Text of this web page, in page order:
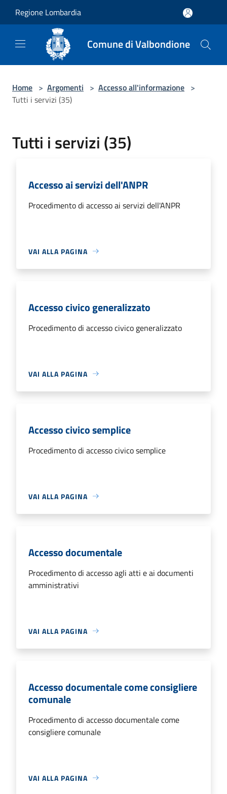
Regione Lombardia
Comune di Valbondione
Home > Argomenti > Accesso all'informazione >
Tutti i servizi (35)
Tutti i servizi (35)
Accesso ai servizi dell'ANPR
Procedimento di accesso ai servizi dell'ANPR
VAI ALLA PAGINA
Accesso civico generalizzato
Procedimento di accesso civico generalizzato
VAI ALLA PAGINA
Accesso civico semplice
Procedimento di accesso civico semplice
VAI ALLA PAGINA
Accesso documentale
Procedimento di accesso agli atti e ai documenti
amministrativi
VAI ALLA PAGINA
Accesso documentale come consigliere
comunale
Procedimento di accesso documentale come
consigliere comunale
VAI ALLA PAGINA